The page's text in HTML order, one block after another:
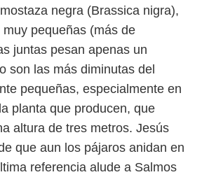
negra (Brassica nigra),
pequeñas (más de
juntas pesan apenas un
son las más diminutas del
pequeñas, especialmente en
planta que producen, que
altura de tres metros. Jesús
que aun los pájaros anidan en
referencia alude a Salmos